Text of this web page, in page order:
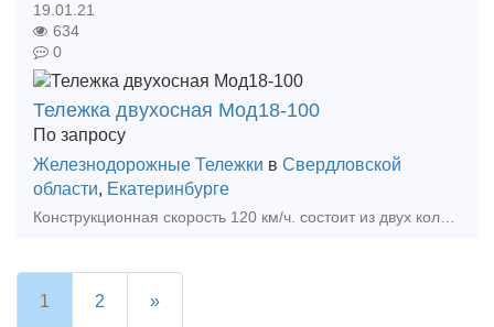
19.01.21
634
0
Тележка двухосная Мод18-100
По запросу
Железнодорожные Тележки в Свердловской
области, Екатеринбурге
Конструкционная скорость 120 км/ч. состоит из двух колёсных пар с четырьмя буксами, двух литых рам, двух комплектов центрального рессорного подвешивания, надрессорной балки и тормозной рыча
1 2 »